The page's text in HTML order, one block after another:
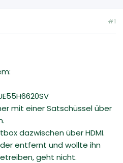
#1
mit einer Satschüssel über
dazwischen über HDMI.
entfernt und wollte ihn
geht nicht.